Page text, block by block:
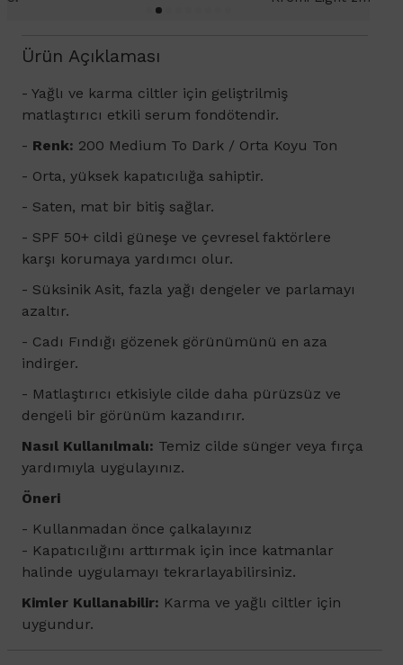
Ürün Açıklaması
- Yağlı ve karma ciltler için geliştrilmiş
matlaştırıcı etkili serum fondötendir.
- Renk: 200 Medium To Dark / Orta Koyu Ton
- Orta, yüksek kapatıcılığa sahiptir.
- Saten, mat bir bitiş sağlar.
- SPF 50+ cildi güneşe ve çevresel faktörlere
karşı korumaya yardımcı olur.
- Süksinik Asit, fazla yağı dengeler ve parlamayı
azaltır.
- Cadı Fındığı gözenek görünümünü en aza
indirger.
- Matlaştırıcı etkisiyle cilde daha pürüzsüz ve
dengeli bir görünüm kazandırır.
Nasıl Kullanılmalı: Temiz cilde sünger veya fırça
yardımıyla uygulayınız.
Öneri
- Kullanmadan önce çalkalayınız
- Kapatıcılığını arttırmak için ince katmanlar
halinde uygulamayı tekrarlayabilirsiniz.
Kimler Kullanabilir: Karma ve yağlı ciltler için
uygundur.